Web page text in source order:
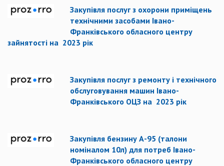
Закупівля послуг з охорони приміщень
технічними засобами Івано-
Франківського обласного центру
зайнятості на 2023 рік
Закупівля послуг з ремонту і технічного
обслуговування машин Івано-
Франківського ОЦЗ на 2023 рік
Закупівля бензину А-95 (талони
номіналом 10л) для потреб Івано-
Франківського обласного центру